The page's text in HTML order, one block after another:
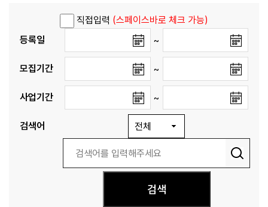
직접입력 (스페이스바로 체크 가능)
등록일
~
모집기간 ~
사업기간 ~
검색어
검색